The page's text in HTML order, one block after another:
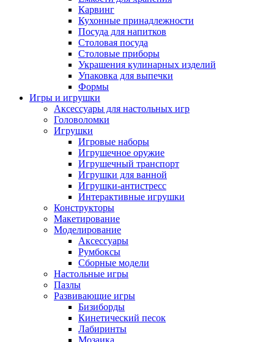
Карвинг
Кухонные принадлежности
Посуда для напитков
Столовая посуда
Столовые приборы
Украшения кулинарных изделий
Упаковка для выпечки
Формы
Игры и игрушки
Аксессуары для настольных игр
Головоломки
Игрушки
Игровые наборы
Игрушечное оружие
Игрушечный транспорт
Игрушки для ванной
Игрушки-антистресс
Интерактивные игрушки
Конструкторы
Макетирование
Моделирование
Аксессуары
Румбоксы
Сборные модели
Настольные игры
Пазлы
Развивающие игры
Бизиборды
Кинетический песок
Лабиринты
Мозаика